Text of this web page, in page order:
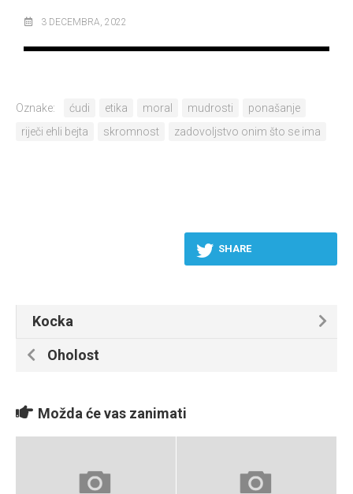
3 DECEMBRA, 2022
Oznake: ćudi etika moral mudrosti
ponašanje
riječi ehli bejta
skromnost zadovoljstvo onim što se ima
SHARE
Kocka
Oholost
Možda će vas zanimati